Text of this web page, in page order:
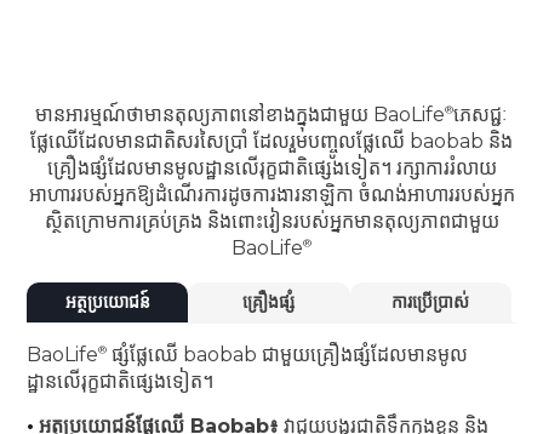
មានអារម្មណ៍ថាមានតុល្យភាពនៅខាងក្នុងជាមួយ BaoLife ភេសជ្ជៈ
ផ្លែឈើដែលមានជាតិសរសៃប្រាំ ដែលរួមបញ្ចូលផ្លែឈើ baobab និង
គ្រឿងផ្សំដែលមានមូលដ្ឋានលើរុក្ខជាតិផ្សេងទៀត។ រក្សាការរំលាយ
អាហាររបស់អ្នកឱ្យដំណើរការដូចការងារនាឡិកា ចំណង់អាហាររបស់អ្នក
ស្ថិតក្រោមការគ្រប់គ្រង និងពោះវៀនរបស់អ្នកមានតុល្យភាពជាមួយ
BaoLife
អត្ថប្រយោជន៍ គ្រឿងផ្សំ ការប្រើប្រាស់
BaoLife
ផ្សំផ្លែឈើ baobab ជាមួយគ្រឿងផ្សំដែលមានមូល
ដ្ឋានលើរុក្ខជាតិផ្សេងទៀត។
• អត្ថប្រយោជន៍ផ្លែឈើ Baobab៖ វាជួយបង្ហូរជាតិទឹកក្នុងខ្លួន និង